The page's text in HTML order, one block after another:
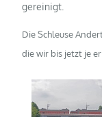
gereinigt.
Die Schleuse
die wir bis jetzt je